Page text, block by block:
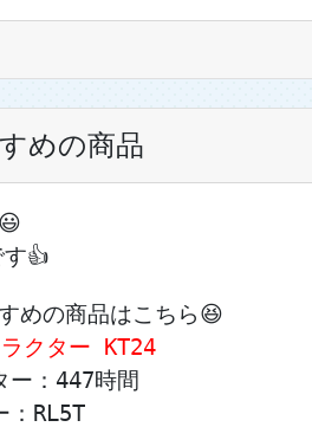
めの商品
👍
めの商品はこちら😆
クター KT24
ー：447時間
：RL5T